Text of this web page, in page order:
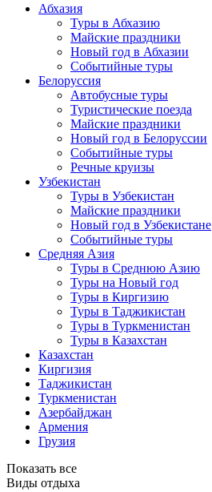
Абхазия
Туры в Абхазию
Майские праздники
Новый год в Абхазии
Событийные туры
Белоруссия
Автобусные туры
Туристические поезда
Майские праздники
Новый год в Белоруссии
Событийные туры
Речные круизы
Узбекистан
Туры в Узбекистан
Майские праздники
Новый год в Узбекистане
Событийные туры
Средняя Азия
Туры в Среднюю Азию
Туры на Новый год
Туры в Киргизию
Туры в Таджикистан
Туры в Туркменистан
Туры в Казахстан
Казахстан
Киргизия
Таджикистан
Туркменистан
Азербайджан
Армения
Грузия
Показать все
Виды отдыха